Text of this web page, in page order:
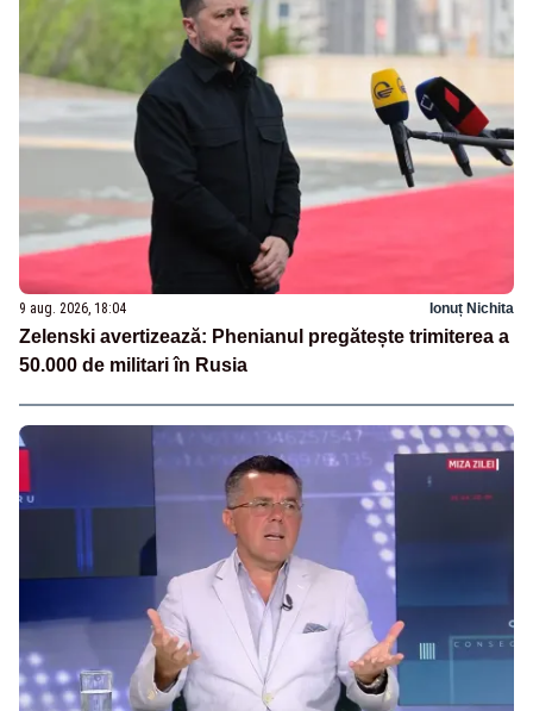
9 aug. 2026, 18:04 Ionuț Nichita
Zelenski avertizează: Phenianul pregătește trimiterea a
50.000 de militari în Rusia